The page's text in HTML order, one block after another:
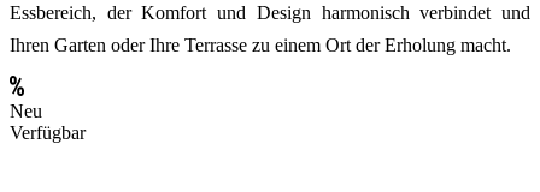
Essbereich, der Komfort und Design harmonisch verbindet und
Ihren Garten oder Ihre Terrasse zu einem Ort der Erholung macht.
Neu
Verfügbar